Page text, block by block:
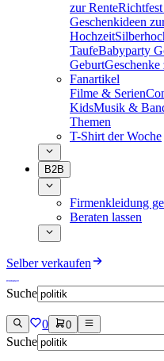
zur Rente
Geschenkideen
Hochzeit
TaufeBabyparty
Geburt
Fanartikel
Filme & Serien
KidsMusik &
Themen
T-Shirt der Woche
B2B
Firmenkleidung
Beraten lassen
Selber verkaufen
Suche
0 0
Suche